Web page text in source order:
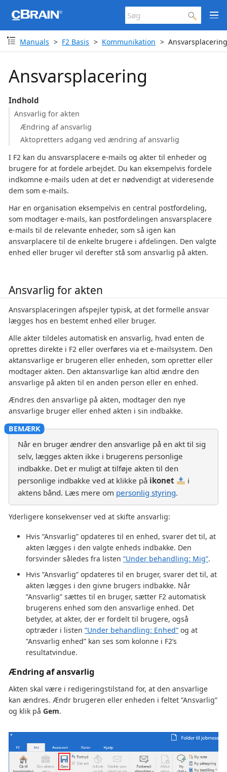
Manuals F2 Basis Kommunikation
Ansvarsplacering
Indhold
Ansvarlig for akten
Ændring af ansvarlig
Aktopretters adgang ved ændring af ansvarlig
I F2 kan du ansvarsplacere e-mails og akter til enheder og
brugere for at fordele arbejdet. Du kan eksempelvis fordele
indkomne e-mails uden at det er nødvendigt at videresende
dem som e-mails.
Har en organisation eksempelvis en central postfordeling,
som modtager e-mails, kan postfordelingen ansvarsplacere
e-mails til de relevante enheder, som så igen kan
ansvarplacere til de enkelte brugere i afdelingen. Den valgte
enhed eller bruger vil derefter stå som ansvarlig på akten.
Ansvarlig for akten
Ansvarsplaceringen afspejler typisk, at det formelle ansvar
lægges hos en bestemt enhed eller bruger.
Alle akter tildeles automatisk en ansvarlig, hvad enten de
oprettes direkte i F2 eller overføres via et e-mailsystem. Den
aktansvarlige er brugeren eller enheden, som opretter eller
modtager akten. Den aktansvarlige kan altid ændre den
ansvarlige på akten til en anden person eller en enhed.
Ændres den ansvarlige på akten, modtager den nye
ansvarlige bruger eller enhed akten i sin indbakke.
Når en bruger ændrer den ansvarlige på en akt til sig
selv, lægges akten ikke i brugerens personlige
indbakke. Det er muligt at tilføje akten til den
personlige indbakke ved at klikke på ikonet
i
aktens bånd. Læs mere om personlig styring.
Yderligere konsekvenser ved at skifte ansvarlig:
Hvis ”Ansvarlig” opdateres til en enhed, svarer det til, at
akten lægges i den valgte enheds indbakke. Den
forsvinder således fra listen ”Under behandling: Mig”.
Hvis ”Ansvarlig” opdateres til en bruger, svarer det til, at
akten lægges i den givne brugers indbakke. Når
”Ansvarlig” sættes til en bruger, sætter F2 automatisk
brugerens enhed som den ansvarlige enhed. Det
betyder, at akter, der er fordelt til brugere, også
optræder i listen ”Under behandling: Enhed” og at
”Ansvarlig enhed” kan ses som kolonne i F2’s
resultatvindue.
Ændring af ansvarlig
Akten skal være i redigeringstilstand for, at den ansvarlige
kan ændres. Ændr brugeren eller enheden i feltet ”Ansvarlig”
og klik på Gem.